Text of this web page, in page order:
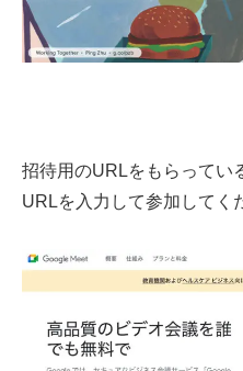
招待用のURLをもらってい
URLを入力して参加してく